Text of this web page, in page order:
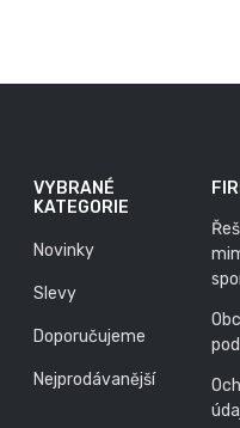
VYBRANÉ
KATEGORIE
Novinky
Slevy
Doporučujeme
Nejprodávanější